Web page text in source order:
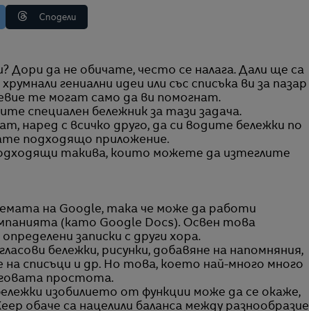
Сподели
гениални идеи или със списъка ви за пазар
те могат само да ви помогнат.
специален бележник за тази задача.
наред с всичко друго, да си водите бележки по
подходящо приложение.
такива, които можете да изтеглите
на Google, така че може да работи
(като Google Docs). Освен това
записки с други хора.
бележки, рисунки, добавяне на напомняния,
на списъци и др. Но това, което най-много много
простота.
изобилието от функции може да се окаже,
обаче са нацелили баланса между разнообразие